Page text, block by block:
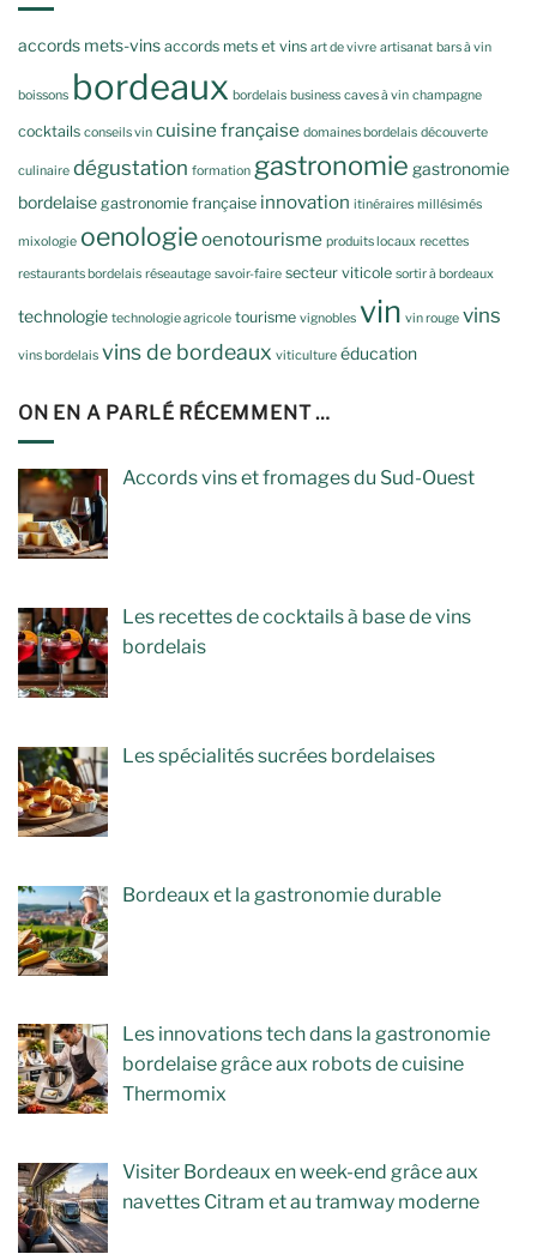
accords mets-vins accords mets et vins art de vivre artisanat bars à vin
boissons bordeaux bordelais business caves à vin champagne
cocktails conseils vin cuisine française domaines bordelais découverte
culinaire dégustation formation gastronomie gastronomie
bordelaise gastronomie française innovation itinéraires millésimés
mixologie oenologieoenotourisme produits locaux recettes
restaurants bordelais réseautage savoir-faire secteur viticole sortir à bordeaux
technologie technologie agricole tourisme vignobles vin vin rouge vins
vins bordelais vins de bordeaux viticulture éducation
ON EN A PARLÉ RÉCEMMENT …
Accords vins et fromages du Sud-Ouest
Les recettes de cocktails à base de vins
bordelais
Les spécialités sucrées bordelaises
Bordeaux et la gastronomie durable
Les innovations tech dans la gastronomie
bordelaise grâce aux robots de cuisine
Thermomix
Visiter Bordeaux en week-end grâce aux
navettes Citram et au tramway moderne